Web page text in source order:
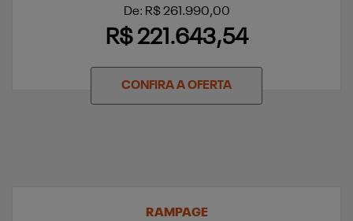
De: R$ 261.990,00
R$ 221.643,54
CONFIRA A OFERTA
RAMPAGE